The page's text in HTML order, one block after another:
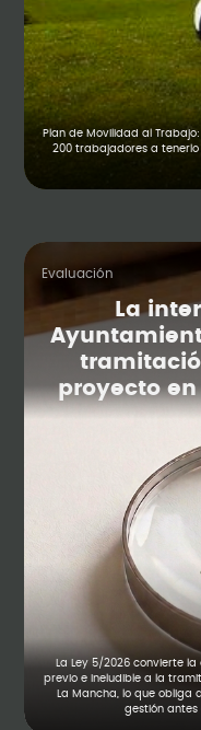
Plan de Movilidad al
200 trabajadores a
Evaluación
La
proyecto
La Ley 5/2026 convierte
previo e ineludible a la
La Mancha, lo que obliga
gestión